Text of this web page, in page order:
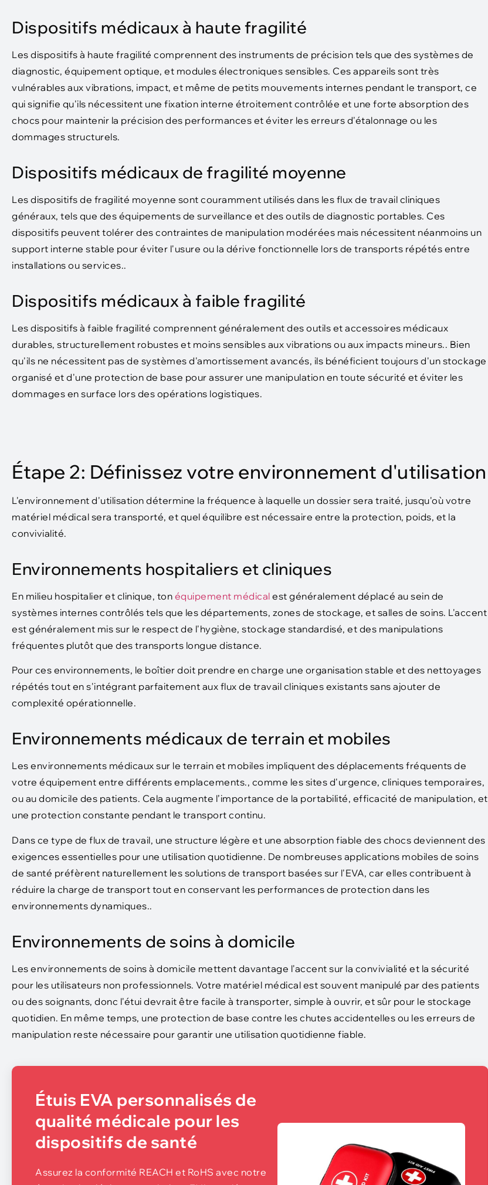
Dispositifs médicaux à haute fragilité
Les dispositifs à haute fragilité comprennent des instruments de précision tels que des systèmes de
diagnostic, équipement optique, et modules électroniques sensibles. Ces appareils sont très
vulnérables aux vibrations, impact, et même de petits mouvements internes pendant le transport, ce
qui signifie qu'ils nécessitent une fixation interne étroitement contrôlée et une forte absorption des
chocs pour maintenir la précision des performances et éviter les erreurs d'étalonnage ou les
dommages structurels.
Dispositifs médicaux de fragilité moyenne
Les dispositifs de fragilité moyenne sont couramment utilisés dans les flux de travail cliniques
généraux, tels que des équipements de surveillance et des outils de diagnostic portables. Ces
dispositifs peuvent tolérer des contraintes de manipulation modérées mais nécessitent néanmoins un
support interne stable pour éviter l'usure ou la dérive fonctionnelle lors de transports répétés entre
installations ou services..
Dispositifs médicaux à faible fragilité
Les dispositifs à faible fragilité comprennent généralement des outils et accessoires médicaux
durables, structurellement robustes et moins sensibles aux vibrations ou aux impacts mineurs.. Bien
qu'ils ne nécessitent pas de systèmes d'amortissement avancés, ils bénéficient toujours d'un stockage
organisé et d'une protection de base pour assurer une manipulation en toute sécurité et éviter les
dommages en surface lors des opérations logistiques.
Étape 2: Définissez votre environnement d'utilisation
L'environnement d'utilisation détermine la fréquence à laquelle un dossier sera traité, jusqu'où votre
matériel médical sera transporté, et quel équilibre est nécessaire entre la protection, poids, et la
convivialité.
Environnements hospitaliers et cliniques
En milieu hospitalier et clinique, ton équipement médical est généralement déplacé au sein de
systèmes internes contrôlés tels que les départements, zones de stockage, et salles de soins. L'accent
est généralement mis sur le respect de l'hygiène, stockage standardisé, et des manipulations
fréquentes plutôt que des transports longue distance.
Pour ces environnements, le boîtier doit prendre en charge une organisation stable et des nettoyages
répétés tout en s'intégrant parfaitement aux flux de travail cliniques existants sans ajouter de
complexité opérationnelle.
Environnements médicaux de terrain et mobiles
Les environnements médicaux sur le terrain et mobiles impliquent des déplacements fréquents de
votre équipement entre différents emplacements., comme les sites d'urgence, cliniques temporaires,
ou au domicile des patients. Cela augmente l’importance de la portabilité, efficacité de manipulation, et
une protection constante pendant le transport continu.
Dans ce type de flux de travail, une structure légère et une absorption fiable des chocs deviennent des
exigences essentielles pour une utilisation quotidienne. De nombreuses applications mobiles de soins
de santé préfèrent naturellement les solutions de transport basées sur l'EVA, car elles contribuent à
réduire la charge de transport tout en conservant les performances de protection dans les
environnements dynamiques..
Environnements de soins à domicile
Les environnements de soins à domicile mettent davantage l'accent sur la convivialité et la sécurité
pour les utilisateurs non professionnels. Votre matériel médical est souvent manipulé par des patients
ou des soignants, donc l'étui devrait être facile à transporter, simple à ouvrir, et sûr pour le stockage
quotidien. En même temps, une protection de base contre les chutes accidentelles ou les erreurs de
manipulation reste nécessaire pour garantir une utilisation quotidienne fiable.
Étuis EVA personnalisés de
qualité médicale pour les
dispositifs de santé
Assurez la conformité REACH et RoHS avec notre